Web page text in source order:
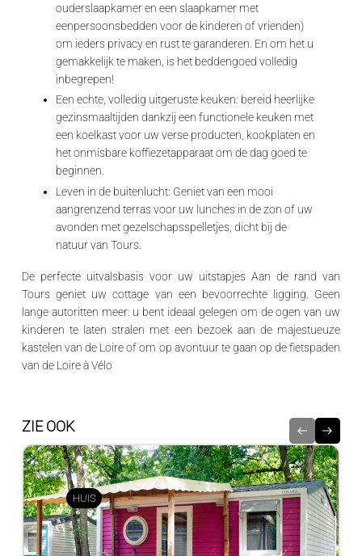
ouderslaapkamer en een slaapkamer met
eenpersoonsbedden voor de kinderen of vrienden)
om ieders privacy en rust te garanderen. En om het u
gemakkelijk te maken, is het beddengoed volledig
inbegrepen!
Een echte, volledig uitgeruste keuken: bereid heerlijke
gezinsmaaltijden dankzij een functionele keuken met
een koelkast voor uw verse producten, kookplaten en
het onmisbare koffiezetapparaat om de dag goed te
beginnen.
Leven in de buitenlucht: Geniet van een mooi
aangrenzend terras voor uw lunches in de zon of uw
avonden met gezelschapsspelletjes, dicht bij de
natuur van Tours.
De perfecte uitvalsbasis voor uw uitstapjes Aan de rand van
Toursgeniet uw cottage van een bevoorrechte ligging. Geen
lange autoritten meer: u bent ideaal gelegen om de ogen van uw
kinderen te laten stralen met een bezoek aan de majestueuze
kastelen van de Loireof om op avontuur te gaan op de fietspaden
van de Loire à Vélo
ZIE OOK
HUIS